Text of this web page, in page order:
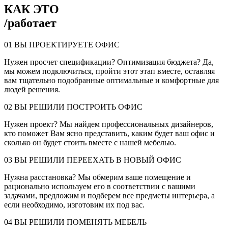
КАК ЭТО
/работает
01 ВЫ ПРОЕКТИРУЕТЕ ОФИС
Нужен просчет спецификации? Оптимизация бюджета? Да,
мы можем подключиться, пройти этот этап вместе, оставляя
вам тщательно подобранные оптимальные и комфортные для
людей решения.
02 ВЫ РЕШИЛИ ПОСТРОИТЬ ОФИС
Нужен проект? Мы найдем профессиональных дизайнеров,
кто поможет Вам ясно представить, каким будет ваш офис и
сколько он будет стоить вместе с нашей мебелью.
03 ВЫ РЕШИЛИ ПЕРЕЕХАТЬ В НОВЫЙ ОФИС
Нужна расстановка? Мы обмерим ваше помещение и
рационально используем его в соответствии с вашими
задачами, предложим и подберем все предметы интерьера, а
если необходимо, изготовим их под вас.
04 ВЫ РЕШИЛИ ПОМЕНЯТЬ МЕБЕЛЬ